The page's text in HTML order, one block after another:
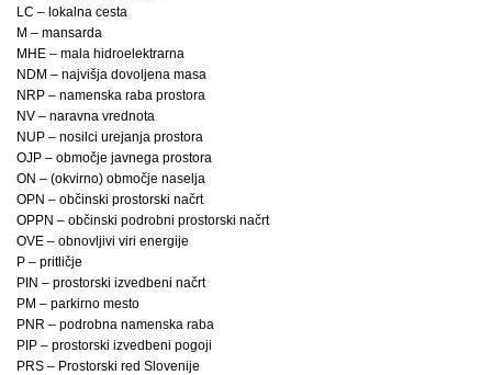
LC – lokalna cesta
M – mansarda
MHE – mala hidroelektrarna
NDM – najvišja dovoljena masa
NRP – namenska raba prostora
NV – naravna vrednota
NUP – nosilci urejanja prostora
OJP – območje javnega prostora
ON – (okvirno) območje naselja
OPN – občinski prostorski načrt
OPPN – občinski podrobni prostorski načrt
OVE – obnovljivi viri energije
P – pritličje
PIN – prostorski izvedbeni načrt
PM – parkirno mesto
PNR – podrobna namenska raba
PIP – prostorski izvedbeni pogoji
PRS – Prostorski red Slovenije